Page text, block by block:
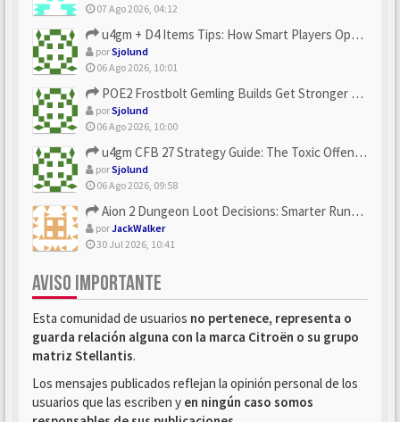
07 Ago 2026, 04:12
u4gm + D4 Items Tips: How Smart Players Optimize Gear, Build...
porSjolund
06 Ago 2026, 10:01
POE2 Frostbolt Gemling Builds Get Stronger With u4gm’s Ice C...
porSjolund
06 Ago 2026, 10:00
u4gm CFB 27 Strategy Guide: The Toxic Offensive Scheme Your ...
porSjolund
06 Ago 2026, 09:58
Aion 2 Dungeon Loot Decisions: Smarter Runs With U4N
porJackWalker
30 Jul 2026, 10:41
AVISO IMPORTANTE
Esta comunidad de usuarios no pertenece, representa o
guarda relación alguna con la marca Citroën o su grupo
matriz Stellantis.
Los mensajes publicados reflejan la opinión personal de los
usuarios que las escriben y en ningún caso somos